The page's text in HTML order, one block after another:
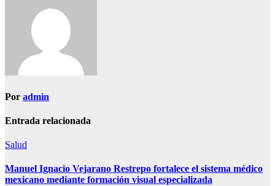
Por admin
Entrada relacionada
Salud
Manuel Ignacio Vejarano Restrepo fortalece el sistema médico
mexicano mediante formación visual especializada